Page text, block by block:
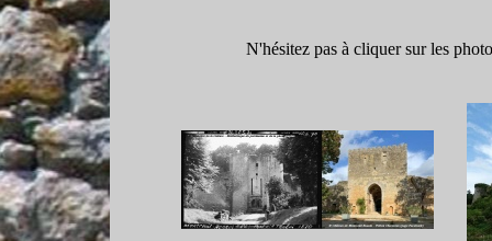
N'hésitez pas à cliquer sur les